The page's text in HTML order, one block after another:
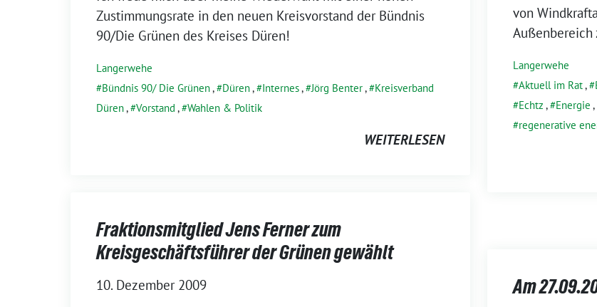
Zustimmungsrate in den neuen Kreisvorstand der Bündnis
90/Die Grünen des Kreises Düren!
Langerwehe
Bündnis 90/ Die Grünen, Düren, Internes, Jörg Benter,
Kreisverband
Düren, Vorstand , Wahlen & Politik
WEITERLESEN
von
Außenbereich
Langerwehe
Aktuell im Rat,
Echtz , Energie ,
regenerative
Fraktionsmitglied Jens Ferner zum
Kreisgeschäftsführer der Grünen gewählt
10. Dezember 2009
Am